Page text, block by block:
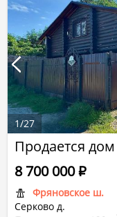
Продается
Фряновское ш.
Серково д.
8 700 000Р
1/27